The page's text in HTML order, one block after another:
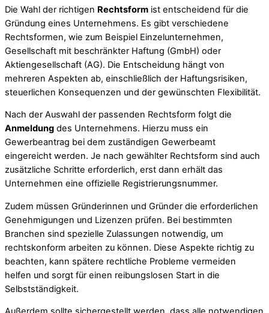
Die Wahl der richtigen Rechtsform ist entscheidend für die
Gründung eines Unternehmens. Es gibt verschiedene
Rechtsformen, wie zum Beispiel Einzelunternehmen,
Gesellschaft mit beschränkter Haftung (GmbH) oder
Aktiengesellschaft (AG). Die Entscheidung hängt von
mehreren Aspekten ab, einschließlich der Haftungsrisiken,
steuerlichen Konsequenzen und der gewünschten Flexibilität.
Nach der Auswahl der passenden Rechtsform folgt die
Anmeldung des Unternehmens. Hierzu muss ein
Gewerbeantrag bei dem zuständigen Gewerbeamt
eingereicht werden. Je nach gewählter Rechtsform sind auch
zusätzliche Schritte erforderlich, erst dann erhält das
Unternehmen eine offizielle Registrierungsnummer.
Zudem müssen Gründerinnen und Gründer die erforderlichen
Genehmigungen und Lizenzen prüfen. Bei bestimmten
Branchen sind spezielle Zulassungen notwendig, um
rechtskonform arbeiten zu können. Diese Aspekte richtig zu
beachten, kann spätere rechtliche Probleme vermeiden
helfen und sorgt für einen reibungslosen Start in die
Selbstständigkeit.